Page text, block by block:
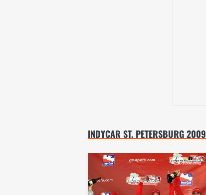
INDYCAR ST. PETERSBURG 2009